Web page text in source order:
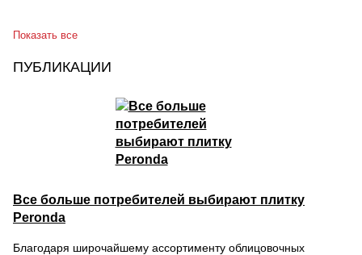
Показать все
ПУБЛИКАЦИИ
Все больше потребителей выбирают плитку
Peronda
Благодаря широчайшему ассортименту облицовочных